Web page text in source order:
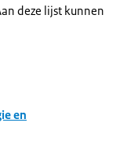
deze lijst kunnen
en